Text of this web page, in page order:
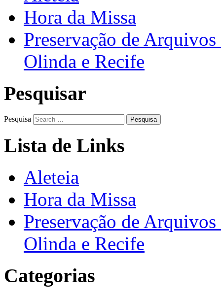
Hora da Missa
Preservação de
Olinda e Recife
Pesquisar
Pesquisa
Lista de Links
Aleteia
Hora da Missa
Preservação de
Olinda e Recife
Categorias